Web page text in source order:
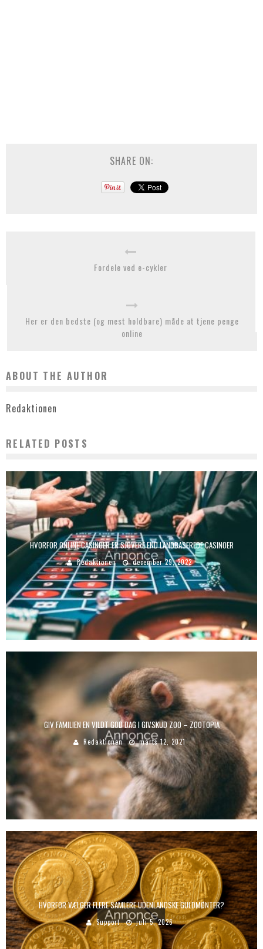
SHARE ON:
Fordele ved e-cykler
Her er den bedste (og mest holdbare) måde at tjene penge
online
ABOUT THE AUTHOR
Redaktionen
RELATED POSTS
HVORFOR ONLINE CASINOER ER SJOVERE END LANDBASEREDE CASINOER
Redaktionen december 29, 2022
GIV FAMILIEN EN VILDT GOD DAG I GIVSKUD ZOO – ZOOTOPIA
Redaktionen marts 12, 2021
HVORFOR VÆLGER FLERE SAMLERE UDENLANDSKE GULDMØNTER?
Support juli 5, 2026